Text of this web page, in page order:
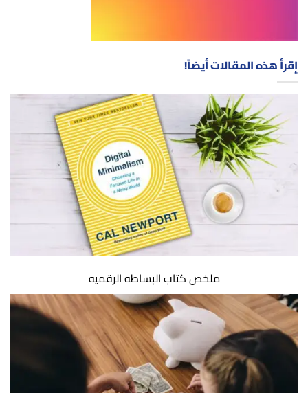
إقرأ هذه المقالات أيضاً!
ملخص كتاب البساطه الرقميه